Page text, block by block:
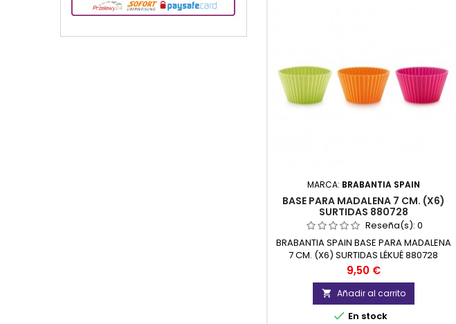
MARCA: BRABANTIA SPAIN
BASE PARA MADALENA 7 CM. (X6)
SURTIDAS 880728
Reseña(s):0
BRABANTIA SPAIN BASE PARA MADALENA
7 CM. (X6) SURTIDAS LÉKUÉ 880728
Precio
9,50 €
 Añadir al carrito
 En stock